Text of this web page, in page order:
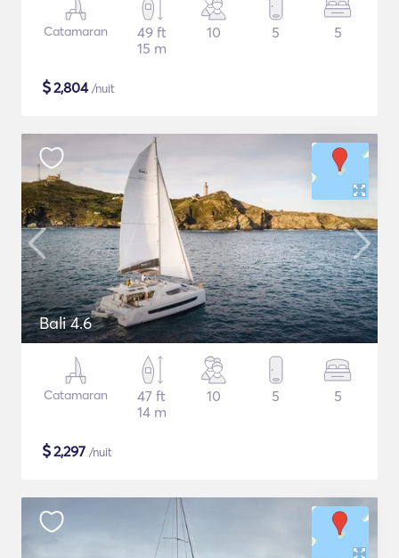
Catamaran
49 ft
15 m
10 5 5
$2,804/nuit
Bali 4.6
Catamaran
47 ft
14 m
10 5 5
$2,297 /nuit